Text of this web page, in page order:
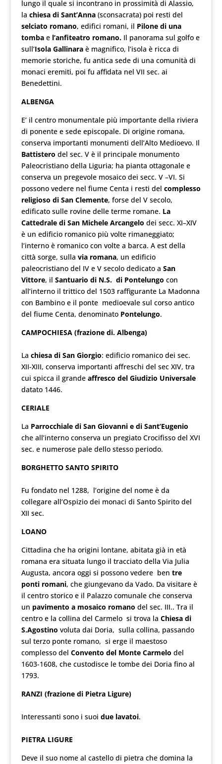
lungo il quale si incontrano in prossimità di Alassio,
la chiesa di Sant’Anna(sconsacrata) poi resti del
selciato romano, edifici romani, il Pilone di una
tombae l’anfiteatro romano.Il panorama sul golfo e
sull’Isola Gallinaraè magnifico, l’isola è ricca di
memorie storiche, fu antica sede di una comunità di
monaci eremiti, poi fu affidata nel VII sec. ai
Benedettini.
ALBENGA
E’ il centro monumentale più importante della riviera
di ponente e sede episcopale. Di origine romana,
conserva importanti monumenti dell’Alto Medioevo. Il
Battistero del sec. V è il principale monumento
Paleocristiano della Liguria; ha pianta ottagonale e
conserva un pregevole mosaico dei secc. V –VI. Si
possono vedere nel fiume Centa i resti del complesso
religioso di San Clemente, forse del V secolo,
edificato sulle rovine delle terme romane. La
Cattedrale di San Michele Arcangelo dei secc. XI–XIV
è un edificio romanico più volte rimaneggiato;
l’interno è romanico con volte a barca. A est della
città sorge, sulla via romana, un edificio
paleocristiano del IV e V secolo dedicato a San
Vittore, il Santuario di N.S. di Pontelungo con
all’interno il trittico del 1503 raffigurante La Madonna
con Bambino e il ponte medioevale sul corso antico
del fiume Centa, denominato Pontelungo.
CAMPOCHIESA (frazione di. Albenga)
La chiesa di San Giorgio: edificio romanico dei sec.
XII-XIII, conserva importanti affreschi del sec XIV, tra
cui spicca il grande affresco del Giudizio Universale
datato 1446.
CERIALE
La Parrocchiale di San Giovanni e di Sant’Eugenio
che all’interno conserva un pregiato Crocifisso del XVI
sec. e numerose pale dello stesso periodo.
BORGHETTO SANTO SPIRITO
Fu fondato nel 1288, l’origine del nome è da
collegare all’Ospizio dei monaci di Santo Spirito del
XII sec.
LOANO
Cittadina che ha origini lontane, abitata già in età
romana era situata lungo il tracciato della Via Julia
Augusta, ancora oggi si possono vedere ben tre
ponti romani, che giungevano da Vado. Da visitare è
il centro storico e il Palazzo comunale che conserva
un pavimento a mosaico romano del sec. III.. Tra il
centro e la collina del Carmelo si trova la Chiesa di
S.Agostino voluta dai Doria, sulla collina, passando
sul terzo ponte romano, si erge il maestoso
complesso del Convento del Monte Carmelo del
1603-1608, che custodisce le tombe dei Doria fino al
1793.
RANZI (frazione di Pietra Ligure)
Interessanti sono i suoi due lavatoi.
PIETRA LIGURE
Deve il suo nome al castello di pietra che domina la